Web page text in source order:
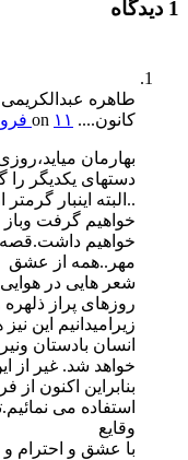
1 دیدگاه
طاهره
کانون.... ۱۱ فروردین, ۱۳۹۹ ۶:۴۹ ق.ظ
بهارمان
دستهای یکدیگر
..البته اینبار
خواهیم گرفت وباز
خواهیم
مهر..همه از عشق
شعر هایی در هوایی
روزهای پراز
زیرامیدانیم این
انسان بادستان
خواهد شد. غیر از
بنابراین اکنون
استفاده می
وقایع
با عشق و احترام